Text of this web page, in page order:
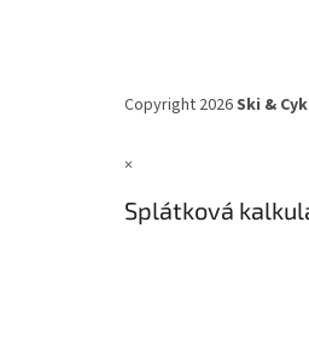
Copyright 2026Ski &
×
Splátková